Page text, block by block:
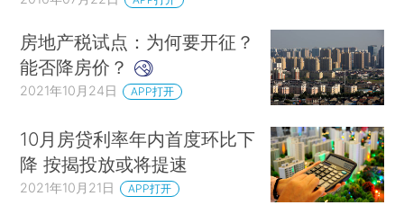
房地产税试点：为何要开征？
能否降房价？
2021年10月24日 APP打开
10月房贷利率年内首度环比下
降 按揭投放或将提速
2021年10月21日 APP打开